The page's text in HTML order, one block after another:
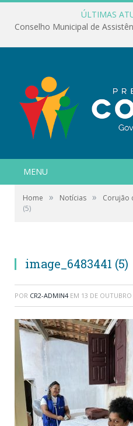
ÚLTIMAS
MENU
Home » Notícias » Corujão
(5)
image_6483441 (5)
POR CR2-ADMIN4 EM 13 DE